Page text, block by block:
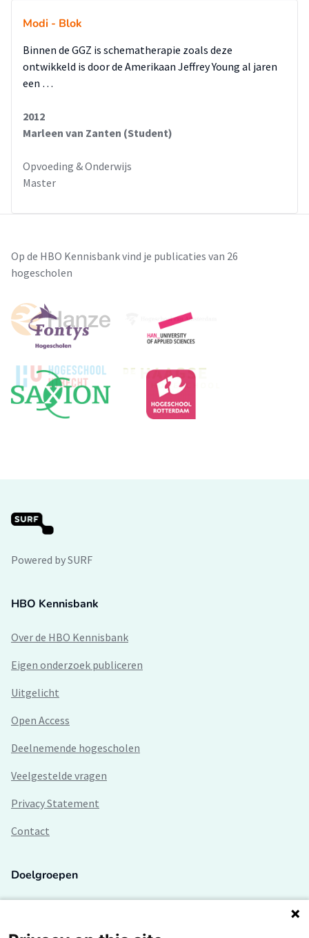
Modi - Blok
Binnen de GGZ is schematherapie zoals deze
ontwikkeld is door de Amerikaan Jeffrey Young al jaren
een …
2012
Marleen van Zanten (Student)
Opvoeding & Onderwijs
Master
Op de HBO Kennisbank vind je publicaties van 26
hogescholen
Powered by SURF
HBO Kennisbank
Over de HBO Kennisbank
Eigen onderzoek publiceren
Uitgelicht
Open Access
Deelnemende hogescholen
Veelgestelde vragen
Privacy Statement
Contact
Doelgroepen